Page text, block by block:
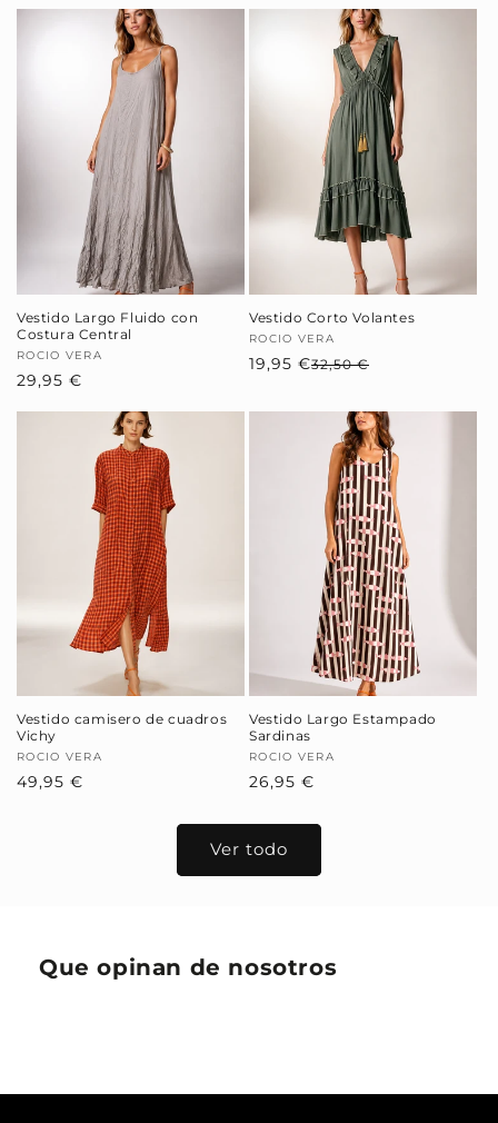
Vestido Largo Fluido con
Costura Central
Proveedor:
ROCIO VERA
Precio
29,95 €
Vestido Corto Volantes
Proveedor:
ROCIO VERA
32,50 €
oferta
19,95 €
Vestido camisero de cuadros
Vichy
Proveedor:
ROCIO VERA
Precio
49,95 €
Vestido Largo Estampado
Sardinas
Proveedor:
ROCIO VERA
Precio
26,95 €
Ver todo
Que opinan de nosotros